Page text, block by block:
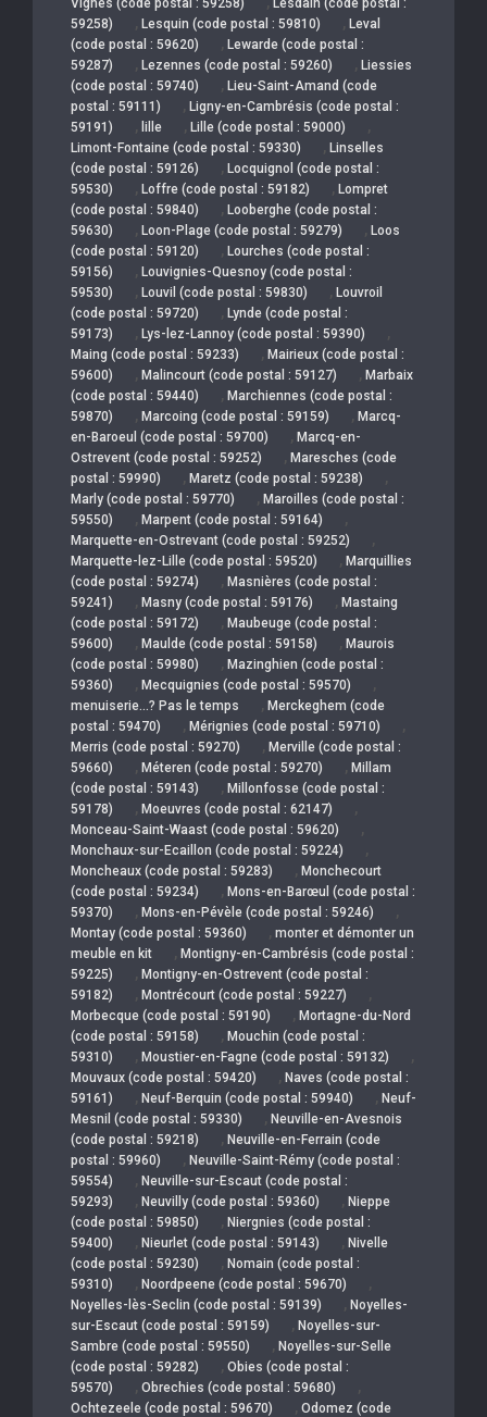
59258)
, Lesquin (code postal : 59810) , Leval
(code postal : 59620)
, Lewarde (code postal :
59287)
, Lezennes (code postal : 59260) , Liessies
(code postal : 59740)
, Lieu-Saint-Amand (code
postal : 59111)
, Ligny-en-Cambrésis (code postal :
59191)
, lille , Lille (code postal : 59000) ,
Limont-Fontaine (code postal : 59330) , Linselles
(code postal : 59126)
, Locquignol (code postal :
59530)
, Loffre (code postal : 59182) , Lompret
(code postal : 59840)
, Looberghe (code postal :
59630)
, Loon-Plage (code postal : 59279) , Loos
(code postal : 59120)
, Lourches (code postal :
59156)
, Louvignies-Quesnoy (code postal :
59530)
, Louvil (code postal : 59830) , Louvroil
(code postal : 59720)
, Lynde (code postal :
59173)
, Lys-lez-Lannoy (code postal : 59390) ,
Maing (code postal : 59233) , Mairieux (code postal :
59600)
, Malincourt (code postal : 59127) , Marbaix
(code postal : 59440)
, Marchiennes (code postal :
59870)
, Marcoing (code postal : 59159) , Marcq-
en-Baroeul (code postal : 59700)
, Marcq-en-
Ostrevent (code postal : 59252)
, Maresches (code
postal : 59990)
, Maretz (code postal : 59238) ,
Marly (code postal : 59770) , Maroilles (code postal :
59550)
, Marpent (code postal : 59164) ,
Marquette-en-Ostrevant (code postal : 59252) ,
Marquette-lez-Lille (code postal : 59520) , Marquillies
(code postal : 59274)
, Masnières (code postal :
59241)
, Masny (code postal : 59176) , Mastaing
(code postal : 59172)
, Maubeuge (code postal :
59600)
, Maulde (code postal : 59158) , Maurois
(code postal : 59980)
, Mazinghien (code postal :
59360)
, Mecquignies (code postal : 59570) ,
menuiserie…? Pas le temps , Merckeghem (code
postal : 59470)
, Mérignies (code postal : 59710) ,
Merris (code postal : 59270) , Merville (code postal :
59660)
, Méteren (code postal : 59270) , Millam
(code postal : 59143)
, Millonfosse (code postal :
59178)
, Moeuvres (code postal : 62147) ,
Monceau-Saint-Waast (code postal : 59620) ,
Monchaux-sur-Ecaillon (code postal : 59224) ,
Moncheaux (code postal : 59283) , Monchecourt
(code postal : 59234)
, Mons-en-Barœul (code postal :
59370)
, Mons-en-Pévèle (code postal : 59246) ,
Montay (code postal : 59360) , monter et démonter un
meuble en kit
, Montigny-en-Cambrésis (code postal :
59225)
, Montigny-en-Ostrevent (code postal :
59182)
, Montrécourt (code postal : 59227) ,
Morbecque (code postal : 59190) , Mortagne-du-Nord
(code postal : 59158)
, Mouchin (code postal :
59310)
, Moustier-en-Fagne (code postal : 59132) ,
Mouvaux (code postal : 59420) , Naves (code postal :
59161)
, Neuf-Berquin (code postal : 59940) , Neuf-
Mesnil (code postal : 59330)
, Neuville-en-Avesnois
(code postal : 59218)
, Neuville-en-Ferrain (code
postal : 59960)
, Neuville-Saint-Rémy (code postal :
59554)
, Neuville-sur-Escaut (code postal :
59293)
, Neuvilly (code postal : 59360) , Nieppe
(code postal : 59850)
, Niergnies (code postal :
59400)
, Nieurlet (code postal : 59143) , Nivelle
(code postal : 59230)
, Nomain (code postal :
59310)
, Noordpeene (code postal : 59670) ,
Noyelles-lès-Seclin (code postal : 59139) , Noyelles-
sur-Escaut (code postal : 59159)
, Noyelles-sur-
Sambre (code postal : 59550)
, Noyelles-sur-Selle
(code postal : 59282)
, Obies (code postal :
59570)
, Obrechies (code postal : 59680) ,
Ochtezeele (code postal : 59670) , Odomez (code